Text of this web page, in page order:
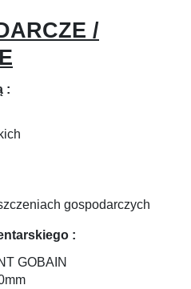
/
:
gospodarczych
:
GOBAIN